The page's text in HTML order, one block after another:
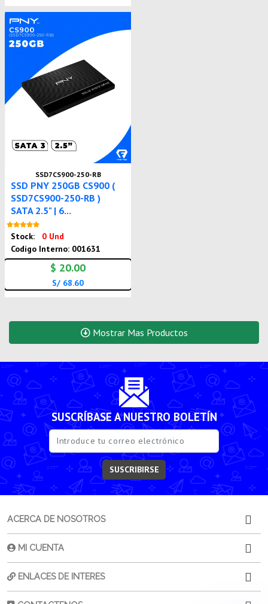
SSD7CS900-250-RB
SSD PNY 250GB CS900 (
SSD7CS900-250-RB )
SATA 2.5" | 6...
Stock:
0 Und
Codigo Interno: 001631
$ 20.00
S/ 68.60
Mostrar Mas Productos
SUSCRÍBASE A NUESTRO BOLETÍN
SUSCRIBIRSE
ACERCA DE NOSOTROS
MI CUENTA
ENLACES DE INTERES